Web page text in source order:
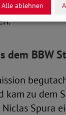
waren
dem BBW
kam zu dem
Spura
Alle ablehnen